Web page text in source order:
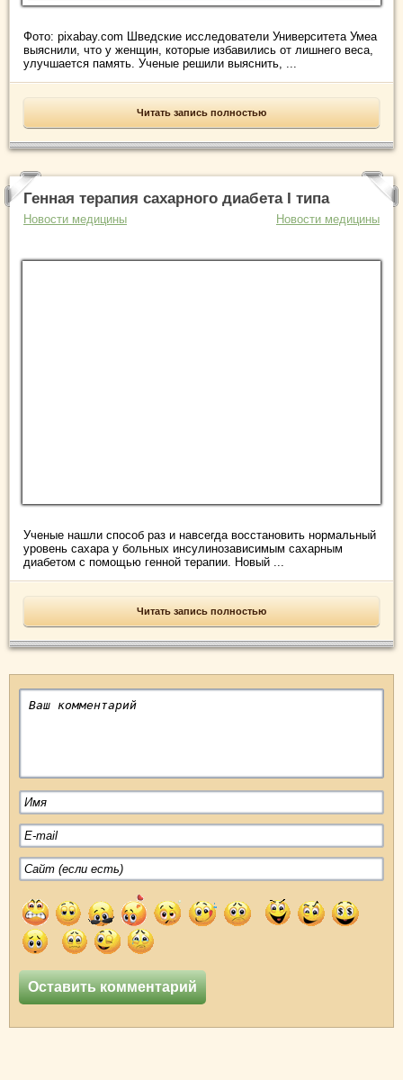
Фото: pixabay.com Шведские исследователи Университета Умеа
выяснили, что у женщин, которые избавились от лишнего веса,
улучшается память. Ученые решили выяснить, ...
Читать запись полностью
Генная терапия сахарного диабета I типа
Новости медицины Новости медицины
Ученые нашли способ раз и навсегда восстановить нормальный
уровень сахара у больных инсулинозависимым сахарным
диабетом с помощью генной терапии. Новый ...
Читать запись полностью